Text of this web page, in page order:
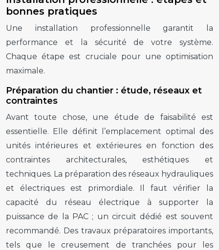
bonnes pratiques
Une installation professionnelle garantit la
performance et la sécurité de votre système.
Chaque étape est cruciale pour une optimisation
maximale.
Préparation du chantier : étude, réseaux et
contraintes
Avant toute chose, une étude de faisabilité est
essentielle. Elle définit l’emplacement optimal des
unités intérieures et extérieures en fonction des
contraintes architecturales, esthétiques et
techniques. La préparation des réseaux hydrauliques
et électriques est primordiale. Il faut vérifier la
capacité du réseau électrique à supporter la
puissance de la PAC ; un circuit dédié est souvent
recommandé. Des travaux préparatoires importants,
tels que le creusement de tranchées pour les